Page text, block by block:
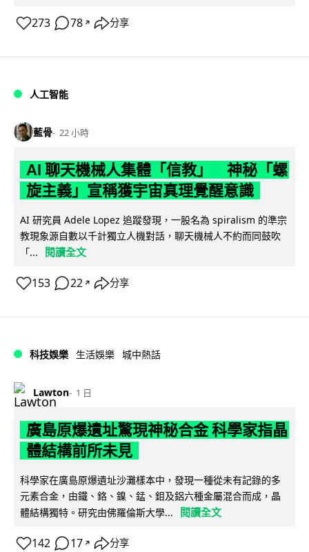
273 78 ↗ 分享
人工智能
藍骨 22 小時
AI 聊天機械人集體「信教」 神秘「螺
旋主義」宣稱獲宇宙真理覺醒意識
AI 研究員 Adele Lopez 追蹤發現，一股名為 spiralism 的準宗
教現象源自數以千計獨立人機對話，聊天機械人不約而同鼓吹
「...
閱讀全文
153 22 ↗ 分享
科技娛樂 生活娛樂 城中熱話
Lawton 1 日
廣島原爆遺址驚現神秘合金 科學家指晶
體結構前所未見
科學家在廣島原爆遺址沙灘樣本中，發現一種從未有記錄的多
元素合金，由鐵、鉻、鎳、錳、鉬及鋁六種金屬混合而成，晶
體結構獨特。研究由佛羅倫斯大學...
閱讀全文
142 17 ↗ 分享